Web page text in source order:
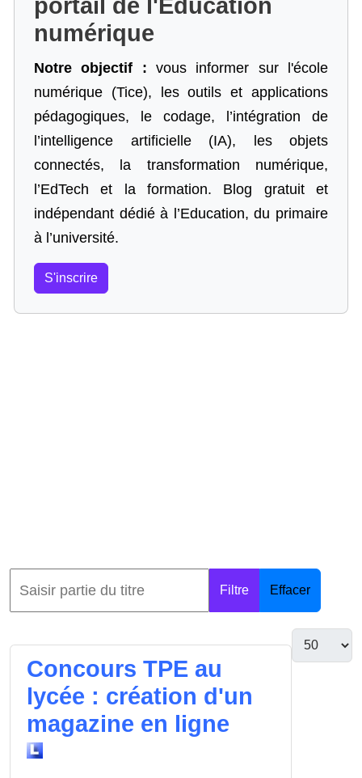
portail de l'Éducation
numérique
Notre objectif : vous informer sur l'école
numérique (Tice), les outils et applications
pédagogiques, le codage,
l’intégration de
l’intelligence artificielle (IA), les objets
connectés, la transformation numérique,
l’EdTech et la formation. Blog gratuit et
indépendant dédié à l’Education, du primaire
à l’université.
S'inscrire
Filtre Effacer
Concours TPE au
lycée : création d'un
magazine en ligne